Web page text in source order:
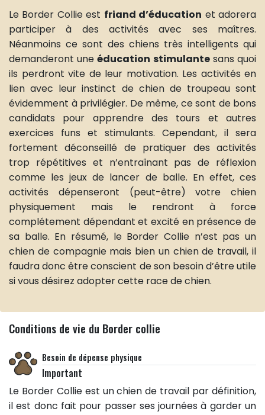
Le Border Collie est friand d’éducation et adorera
participer à des activités avec ses maîtres.
Néanmoins ce sont des chiens très intelligents qui
demanderont uneéducation stimulantesans quoi
ils perdront vite de leur motivation. Les activités en
lien avec leur instinct de chien de troupeau sont
évidemment à privilégier. De même, ce sont de bons
candidats pour apprendre des tours et autres
exercices funs et stimulants. Cependant, il sera
fortement déconseillé de pratiquer des activités
trop répétitives et n’entraînant pas de réflexion
comme les jeux de lancer de balle. En effet, ces
activités dépenseront (peut-être) votre chien
physiquement mais le rendront à force
complétement dépendant et excité en présence de
sa balle. En résumé, le Border Collie n’est pas un
chien de compagnie mais bien un chien de travail, il
faudra donc être conscient de son besoin d’être utile
si vous désirez adopter cette race de chien.
Conditions de vie du Border collie
Besoin de dépense physique
Important
Le Border Collie est un chien de travail par définition,
il est donc fait pour passer ses journées à garder un